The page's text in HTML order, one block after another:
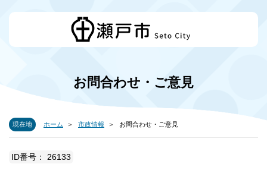
お問合わせ・ご意見
現在地 ホーム 市政情報 お問合わせ・ご意見
ID番号： 26133